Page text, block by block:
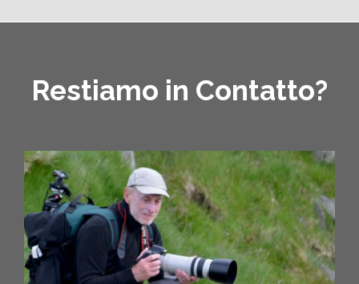
Restiamo in Contatto?